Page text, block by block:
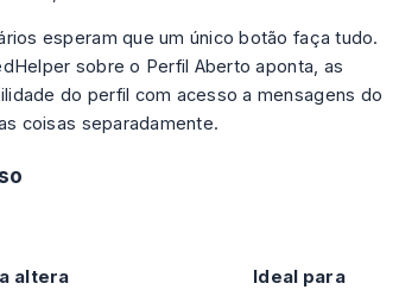
esperam que um único botão faça tudo.
sobre o Perfil Aberto aponta, as
do perfil com acesso a mensagens do
coisas separadamente.
altera
Ideal para